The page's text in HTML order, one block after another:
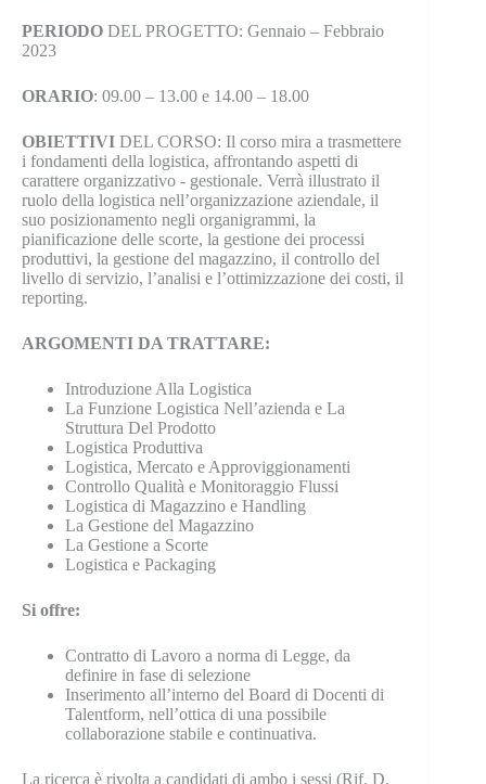
PERIODO DEL PROGETTO: Gennaio – Febbraio
2023
ORARIO: 09.00 – 13.00 e 14.00 – 18.00
OBIETTIVI DEL CORSO: Il corso mira a trasmettere
i fondamenti della logistica, affrontando aspetti di
carattere organizzativo ‐ gestionale. Verrà illustrato il
ruolo della logistica nell’organizzazione aziendale, il
suo posizionamento negli organigrammi, la
pianificazione delle scorte, la gestione dei processi
produttivi, la gestione del magazzino, il controllo del
livello di servizio, l’analisi e l’ottimizzazione dei costi, il
reporting.
ARGOMENTI DA TRATTARE:
Introduzione Alla Logistica
La Funzione Logistica Nell’azienda e La
Struttura Del Prodotto
Logistica Produttiva
Logistica, Mercato e Approviggionamenti
Controllo Qualità e Monitoraggio Flussi
Logistica di Magazzino e Handling
La Gestione del Magazzino
La Gestione a Scorte
Logistica e Packaging
Si offre:
Contratto di Lavoro a norma di Legge, da
definire in fase di selezione
Inserimento all’interno del Board di Docenti di
Talentform, nell’ottica di una possibile
collaborazione stabile e continuativa.
La ricerca è rivolta a candidati di ambo i sessi (Rif. D.